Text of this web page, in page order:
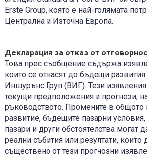
Erste Group, която е най-голямата
Централна и Източна Европа.
Декларация за отказ от
Това прес съобщение съдържа
които се отнасят до бъдещи
Иншурънс Груп (ВИГ). Тези изявления
текущи предположения и прогнози,
ръководството. Промените в общото
развитие, бъдещите пазарни условия,
пазари и други обстоятелства могат
реални събития или резултати, които
съществено от тези прогнозни